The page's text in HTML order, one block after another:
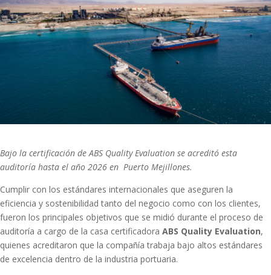
Bajo la certificación de ABS Quality Evaluation se acreditó esta
auditoría hasta el año 2026 en Puerto Mejillones.
Cumplir con los estándares internacionales que aseguren la
eficiencia y sostenibilidad tanto del negocio como con los clientes,
fueron los principales objetivos que se midió durante el proceso de
auditoría a cargo de la casa certificadora ABS Quality Evaluation,
quienes acreditaron que la compañía trabaja bajo altos estándares
de excelencia dentro de la industria portuaria.